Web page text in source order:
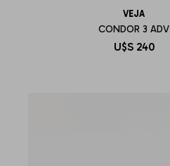
VEJA
CONDOR 3 ADV
U$S 240